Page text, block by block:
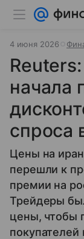
4 июня 2026
начала
спроса
Цены на
перешли к
премии на
Трейдеры
цены, чтобы
покупателей